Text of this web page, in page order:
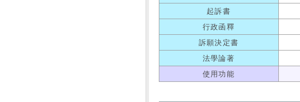
起訴書
行政函釋
訴願決定書
法學論著
使用功能